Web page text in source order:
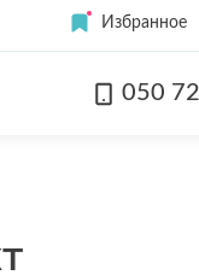
Избранное
050